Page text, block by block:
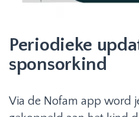
Periodieke
sponsorkind
Via de Nofam app word